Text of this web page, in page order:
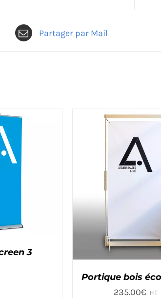
Partager par Mail
3
Portique bois
235.00€ HT